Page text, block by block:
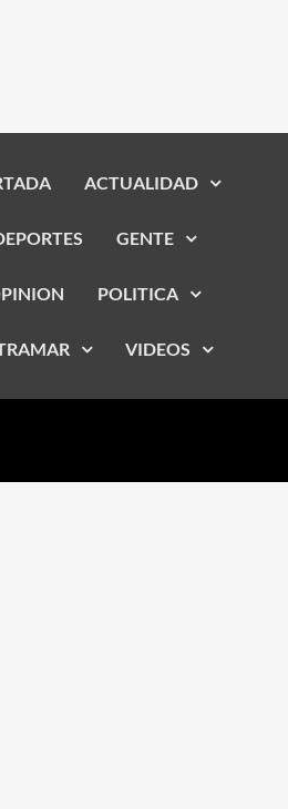
al COE para responder a emergencias
la película más taquillera de 2026
en la asamblea de delegados
cirugía estética en RD
ACTUALIDAD
GENTE
POLITICA
VIDEOS